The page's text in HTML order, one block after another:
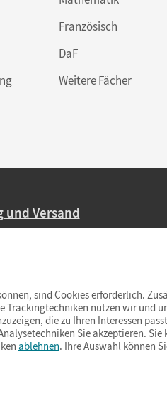
Französisch
DaF
Weitere Fächer
und Versand
Bestellwert liefern wir
in 3–6 Tagen).
sind Cookies erforderlich.
nutzen wir und
die zu Ihren Interessen
Sie akzeptieren.
ablehnen. Ihre Auswahl können